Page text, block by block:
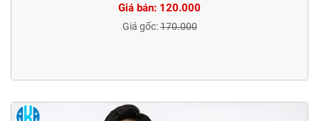
Giá bán: 120.000
Giá gốc:170.000